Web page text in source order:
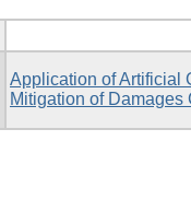
Application of Artificial
Mitigation of